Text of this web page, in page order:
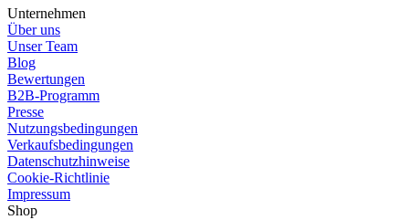
Unternehmen
Über uns
Unser Team
Blog
Bewertungen
B2B-Programm
Presse
Nutzungsbedingungen
Verkaufsbedingungen
Datenschutzhinweise
Cookie-Richtlinie
Impressum
Shop